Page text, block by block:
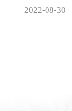
2022-08-30